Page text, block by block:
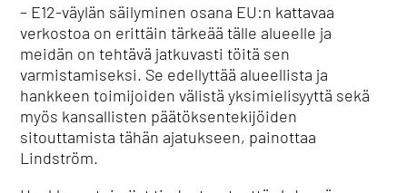
– E12-väylän säilyminen osana EU:n kattavaa
verkostoa on erittäin tärkeää tälle alueelle ja
meidän on tehtävä jatkuvasti töitä sen
varmistamiseksi. Se edellyttää alueellista ja
hankkeen toimijoiden välistä yksimielisyyttä sekä
myös kansallisten päätöksentekijöiden
sitouttamista tähän ajatukseen, painottaa
Lindström.